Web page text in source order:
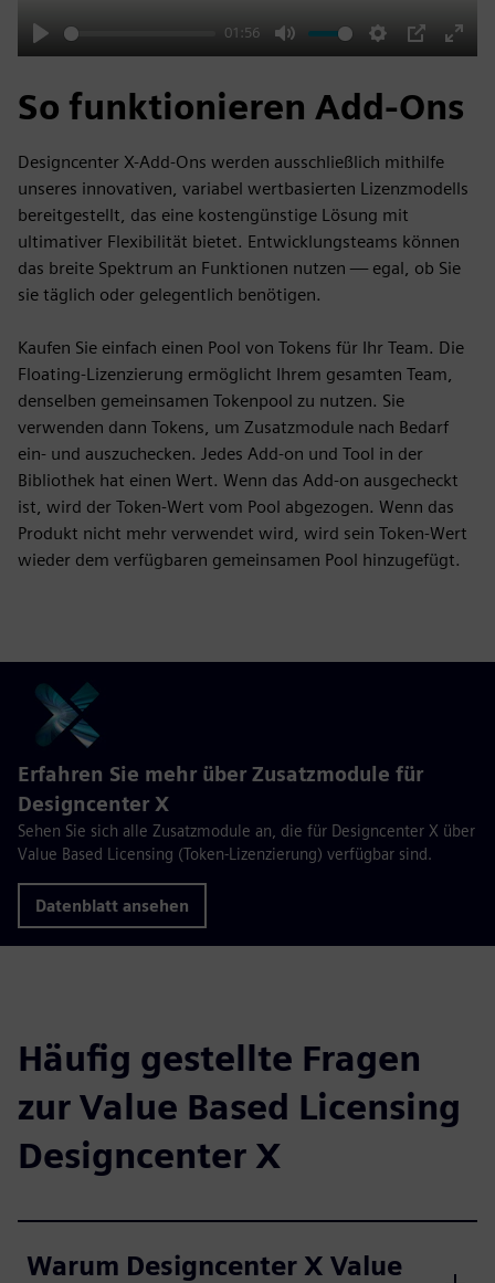
Play
01:56
Mute Settings
PIP
Enter
So funktionieren Add-Ons
Designcenter X-Add-Ons werden ausschließlich mithilfe
unseres innovativen, variabel wertbasierten Lizenzmodells
bereitgestellt, das eine kostengünstige Lösung mit
ultimativer Flexibilität bietet. Entwicklungsteams können
das breite Spektrum an Funktionen nutzen — egal, ob Sie
sie täglich oder gelegentlich benötigen.
Kaufen Sie einfach einen Pool von Tokens für Ihr Team. Die
Floating-Lizenzierung ermöglicht Ihrem gesamten Team,
denselben gemeinsamen Tokenpool zu nutzen. Sie
verwenden dann Tokens, um Zusatzmodule nach Bedarf
ein- und auszuchecken. Jedes Add-on und Tool in der
Bibliothek hat einen Wert. Wenn das Add-on ausgecheckt
ist, wird der Token-Wert vom Pool abgezogen. Wenn das
Produkt nicht mehr verwendet wird, wird sein Token-Wert
wieder dem verfügbaren gemeinsamen Pool hinzugefügt.
Erfahren Sie mehr über Zusatzmodule für
Designcenter X
Sehen Sie sich alle Zusatzmodule an, die für Designcenter X über
Value Based Licensing (Token-Lizenzierung) verfügbar sind.
Datenblatt ansehen
Häufig gestellte Fragen
zur Value Based Licensing
Designcenter X
Warum Designcenter X Value